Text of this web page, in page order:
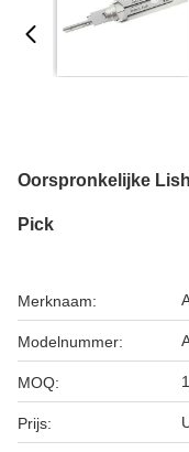
Oorspronkelijke
Pick
Merknaam:
Modelnummer:
MOQ:
Prijs: